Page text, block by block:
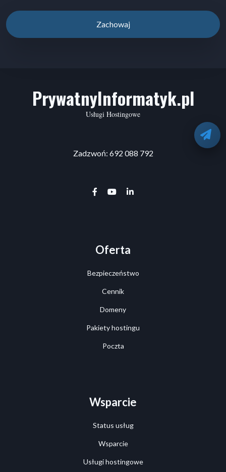
PrywatnyInformatyk.pl
Usługi Hostingowe
Zadzwoń: 692 088 792
facebook-f
youtube
linkedin-in
Oferta
Bezpieczeństwo
Cennik
Domeny
Pakiety hostingu
Poczta
Wsparcie
Status usług
Wsparcie
Usługi hostingowe